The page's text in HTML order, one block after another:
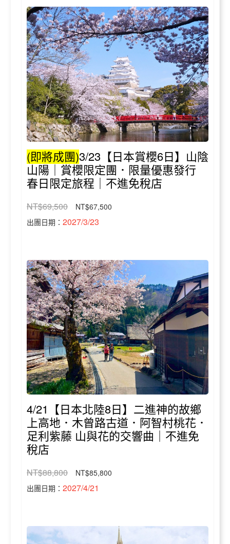
(即將成團)3/23【日本賞櫻6日】山陰
山陽｜賞櫻限定團．限量優惠發行
春日限定旅程｜不進免稅店
NT$69,500
NT$67,500
出團日期： 2027/3/23
4/21【日本北陸8日】二進神的故鄉
上高地．木曾路古道．阿智村桃花．
足利紫藤 山與花的交響曲｜不進免
稅店
NT$88,800
NT$85,800
出團日期： 2027/4/21